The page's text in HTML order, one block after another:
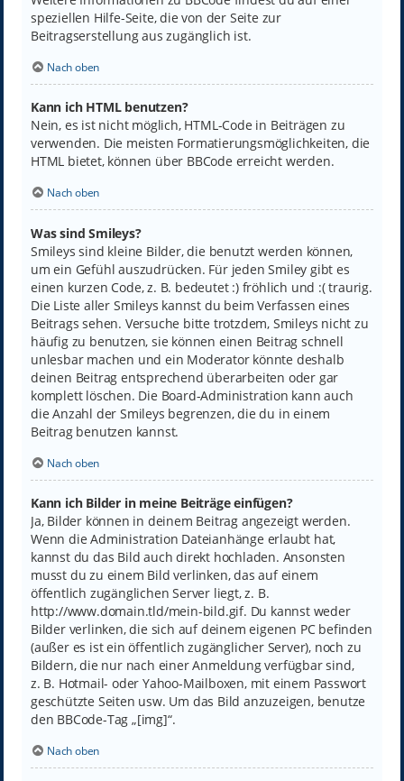
speziellen Hilfe-Seite, die von der Seite zur
Beitragserstellung aus zugänglich ist.
Nach oben
Kann ich HTML benutzen?
Nein, es ist nicht möglich, HTML-Code in Beiträgen zu
verwenden. Die meisten Formatierungsmöglichkeiten, die
HTML bietet, können über BBCode erreicht werden.
Nach oben
Was sind Smileys?
Smileys sind kleine Bilder, die benutzt werden können,
um ein Gefühl auszudrücken. Für jeden Smiley gibt es
einen kurzen Code, z. B. bedeutet :) fröhlich und :( traurig.
Die Liste aller Smileys kannst du beim Verfassen eines
Beitrags sehen. Versuche bitte trotzdem, Smileys nicht zu
häufig zu benutzen, sie können einen Beitrag schnell
unlesbar machen und ein Moderator könnte deshalb
deinen Beitrag entsprechend überarbeiten oder gar
komplett löschen. Die Board-Administration kann auch
die Anzahl der Smileys begrenzen, die du in einem
Beitrag benutzen kannst.
Nach oben
Kann ich Bilder in meine Beiträge einfügen?
Ja, Bilder können in deinem Beitrag angezeigt werden.
Wenn die Administration Dateianhänge erlaubt hat,
kannst du das Bild auch direkt hochladen. Ansonsten
musst du zu einem Bild verlinken, das auf einem
öffentlich zugänglichen Server liegt, z. B.
http://www.domain.tld/mein-bild.gif. Du kannst weder
Bilder verlinken, die sich auf deinem eigenen PC befinden
(außer es ist ein öffentlich zugänglicher Server), noch zu
Bildern, die nur nach einer Anmeldung verfügbar sind,
z. B. Hotmail- oder Yahoo-Mailboxen, mit einem Passwort
geschützte Seiten usw. Um das Bild anzuzeigen, benutze
den BBCode-Tag „[img]“.
Nach oben